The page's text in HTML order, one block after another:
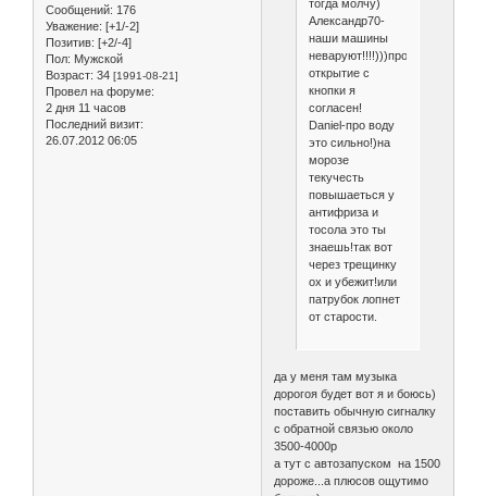
Сообщений: 176
Уважение: [+1/-2]
Позитив: [+2/-4]
Пол: Мужской
Возраст: 34 [1991-08-21]
Провел на форуме:
2 дня 11 часов
Последний визит:
26.07.2012 06:05
тогда молчу)
Александр70-
наши машины
неваруют!!!!)))про
открытие с
кнопки я
согласен!
Daniel-про воду
это сильно!)на
морозе
текучесть
повышаеться у
антифриза и
тосола это ты
знаешь!так вот
через трещинку
ох и убежит!или
патрубок лопнет
от старости.
да у меня там музыка
дорогоя будет вот я и боюсь)
поставить обычную сигналку
с обратной связью около
3500-4000р
а тут с автозапуском на 1500
дороже...а плюсов ощутимо